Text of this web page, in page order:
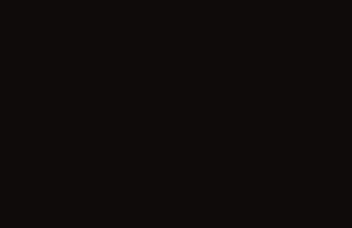
fırsatı yakalarsınız.